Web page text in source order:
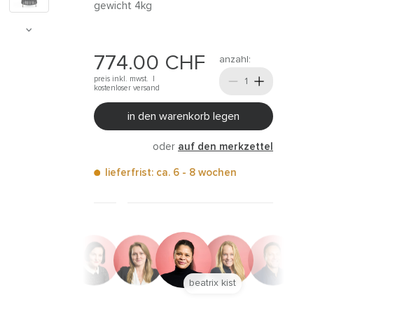
gewicht 4kg
774.00 CHF
preis inkl. mwst. |
kostenloser versand
anzahl:
in den warenkorb legen
oder auf den merkzettel
lieferfrist: ca. 6 - 8 wochen
anna trautz